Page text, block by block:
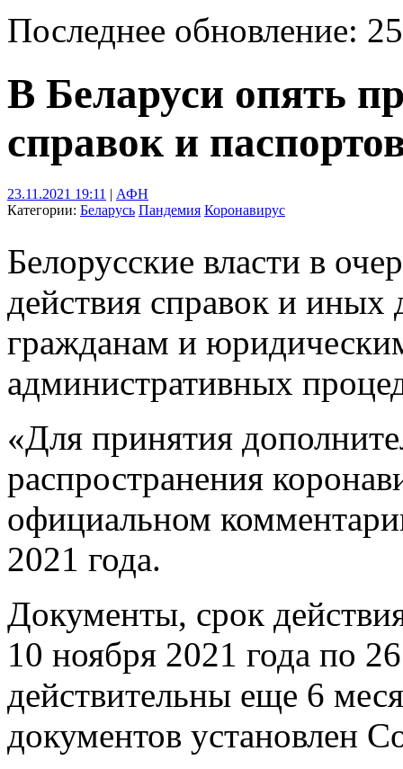
Последнее обновление:
В Беларуси опять
справок и
23.11.2021 19:11 | АФН
Категории: Беларусь Пандемия Коронавирус
Белорусские власти в
действия справок и
гражданам и
административных
«Для принятия
распространения
официальном
2021 года.
Документы, срок
10 ноября 2021 года по
действительны еще 6
документов установлен